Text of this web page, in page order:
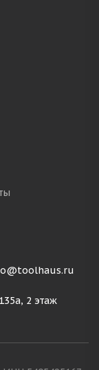
2 этаж